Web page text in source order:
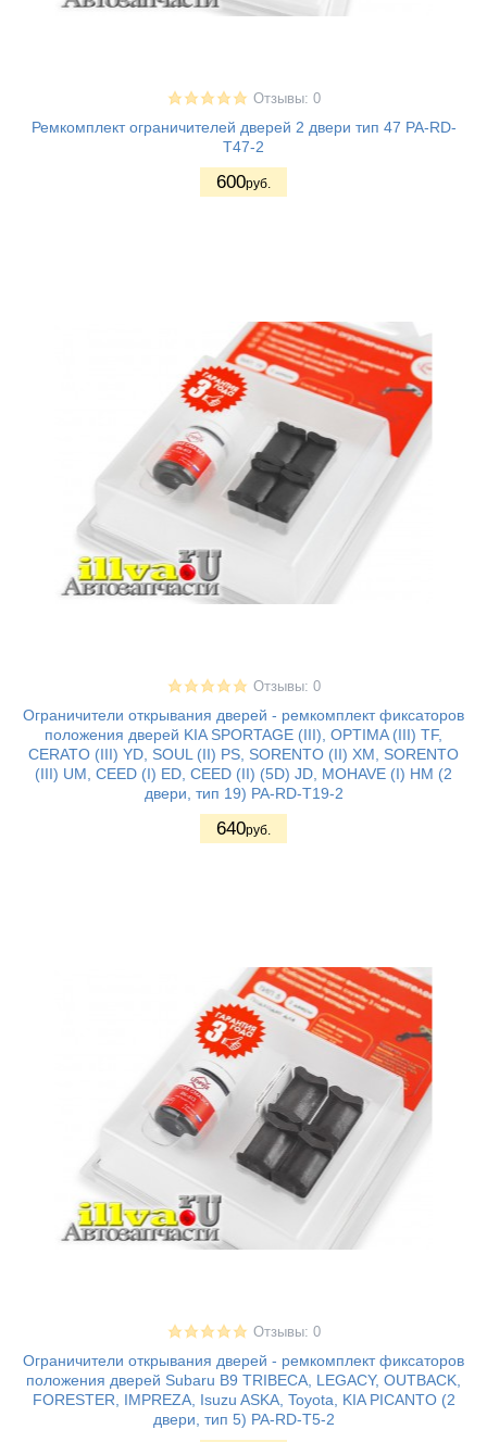
Отзывы: 0
Ремкомплект ограничителей дверей 2 двери тип 47 PA-RD-
T47-2
600руб.
Отзывы: 0
Ограничители открывания дверей - ремкомплект фиксаторов
положения дверей KIA SPORTAGE (III), OPTIMA (III) TF,
CERATO (III) YD, SOUL (II) PS, SORENTO (II) XM, SORENTO
(III) UM, CEED (I) ED, CEED (II) (5D) JD, MOHAVE (I) HM (2
двери, тип 19) PA-RD-T19-2
640руб.
Отзывы: 0
Ограничители открывания дверей - ремкомплект фиксаторов
положения дверей Subaru B9 TRIBECA, LEGACY, OUTBACK,
FORESTER, IMPREZA, Isuzu ASKA, Toyota, KIA PICANTO (2
двери, тип 5) PA-RD-T5-2